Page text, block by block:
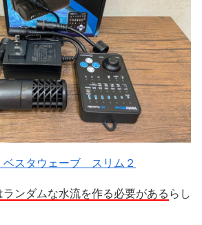
スタウェーブ スリム２
ンダムな水流を作る必要がある らし